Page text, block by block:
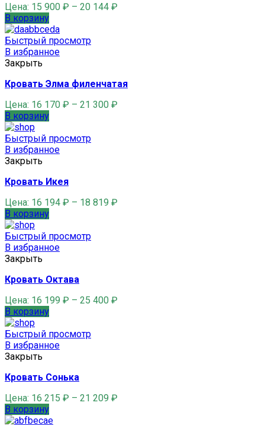
Цена: 15 900 ₽ – 20 144 ₽
В корзину
Быстрый просмотр
В избранное
Закрыть
Кровать Элма филенчатая
Цена: 16 170 ₽ – 21 300 ₽
В корзину
Быстрый просмотр
В избранное
Закрыть
Кровать Икея
Цена: 16 194 ₽ – 18 819 ₽
В корзину
Быстрый просмотр
В избранное
Закрыть
Кровать Октава
Цена: 16 199 ₽ – 25 400 ₽
В корзину
Быстрый просмотр
В избранное
Закрыть
Кровать Сонька
Цена: 16 215 ₽ – 21 209 ₽
В корзину